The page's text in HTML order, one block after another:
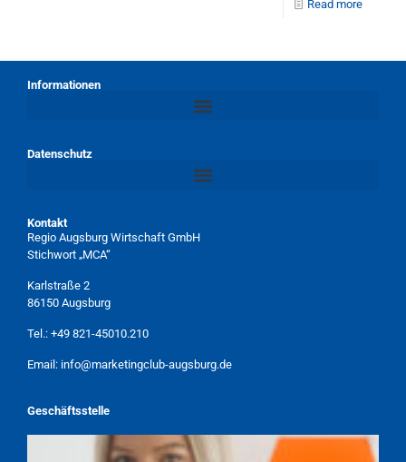
Read more
Informationen
Datenschutz
Kontakt
Regio Augsburg Wirtschaft GmbH
Stichwort „MCA“
Karlstraße 2
86150 Augsburg
Tel.: +49 821-45010.210
Email: info@marketingclub-augsburg.de
Geschäftsstelle